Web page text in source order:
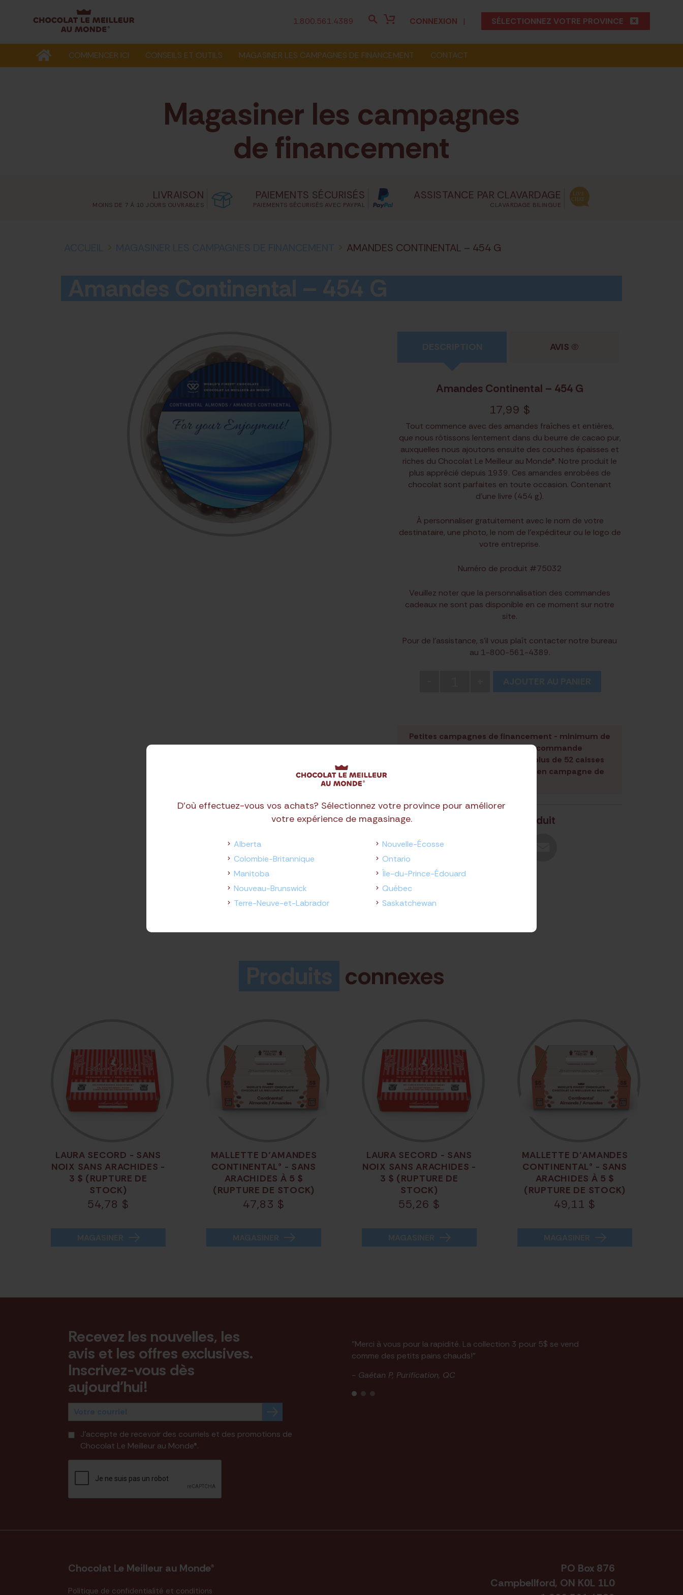
D'où effectuez-vous vos achats? Sélectionnez votre province pour améliorer
votre expérience de magasinage.
Alberta
Colombie-Britannique
Manitoba
Nouveau-Brunswick
Terre-Neuve-et-Labrador
Nouvelle-Écosse
Ontario
Île-du-Prince-Édouard
Québec
Saskatchewan
1.800.561.4389 CONNEXION | SÉLECTIONNEZ VOTRE PROVINCE
COMMENCER ICI CONSEILS ET OUTILS MAGASINER LES CAMPAGNES DE FINANCEMENT CONTACT
Magasiner les campagnes
de financement
LIVRAISON
MOINS DE 7 À 10 JOURS OUVRABLES
PAIEMENTS SÉCURISÉS
PAIEMENTS SÉCURISÉS AVEC PAYPAL
ASSISTANCE PAR CLAVARDAGE
CLAVARDAGE BILINGUE
ACCUEIL > MAGASINER LES CAMPAGNES DE FINANCEMENT > AMANDES CONTINENTAL – 454 G
Amandes Continental – 454 G
DESCRIPTION AVIS (0)
Amandes Continental – 454 G
17,99 $
Tout commence avec des amandes fraîches et entières,
que nous rôtissons lentement dans du beurre de cacao pur,
auxquelles nous ajoutons ensuite des couches épaisses et
riches du Chocolat Le Meilleur au Monde®. Notre produit le
plus apprécié depuis 1939. Ces amandes enrobées de
chocolat sont parfaites en toute occasion. Contenant
d'une livre (454 g).
À personnaliser gratuitement avec le nom de votre
destinataire, une photo, le nom de l'expéditeur ou le logo de
votre entreprise.
Numéro de produit #75032
Veuillez noter que la personnalisation des commandes
cadeaux ne sont pas disponible en ce moment sur notre
site.
Pour de l’assistance, s’il vous plaît contacter notre bureau
au 1-800-561-4389.
AJOUTER AU PANIER
Petites campagnes de financement - minimum de
4 caisses par produit par commande
Toute commande contenant plus de 52 caisses
sera assignée à un spécialiste en campagne de
Partager le produit
Produits connexes
LAURA SECORD - SANS
NOIX SANS ARACHIDES -
3 $ (RUPTURE DE
STOCK)
54,78 $
MAGASINER
MALLETTE D’AMANDES
CONTINENTAL® - SANS
ARACHIDES À 5 $
(RUPTURE DE STOCK)
47,83 $
MAGASINER
LAURA SECORD - SANS
NOIX SANS ARACHIDES -
3 $ (RUPTURE DE
STOCK)
55,26 $
MAGASINER
MALLETTE D’AMANDES
CONTINENTAL® - SANS
ARACHIDES À 5 $
(RUPTURE DE STOCK)
49,11 $
MAGASINER
Recevez les nouvelles, les
avis et les offres exclusives.
Inscrivez-vous dès
aujourd'hui!
J'accepte de recevoir des courriels et des promotions de
Chocolat Le Meilleur au Monde®.
"Merci à vous pour la rapidité. La collection 3 pour 5$ se vend
comme des petits pains chauds!"
- Gaétan P, Purification, QC
Chocolat Le Meilleur au Monde®
Politique de confidentialité et conditions
PO Box 876
Campbellford, ON K0L 1L0